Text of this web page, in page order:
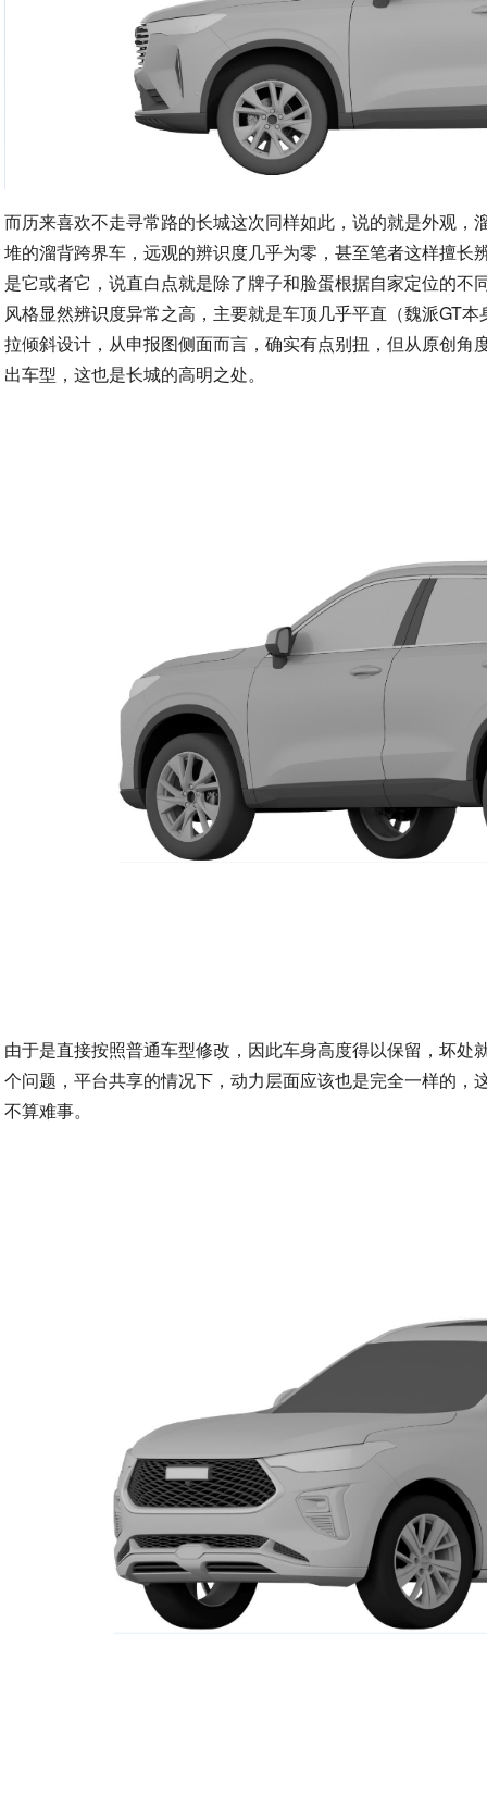
而历来喜欢不走寻常路的长城这次同样如此，说的就是外观
堆的溜背跨界车，远观的辨识度几乎为零，甚至笔者这样擅
是它或者它，说直白点就是除了牌子和脸蛋根据自家定位的
风格显然辨识度异常之高，主要就是车顶几乎平直（魏派GT
拉倾斜设计，从申报图侧面而言，确实有点别扭，但从原创
出车型，这也是长城的高明之处。
由于是直接按照普通车型修改，因此车身高度得以保留，坏
个问题，平台共享的情况下，动力层面应该也是完全一样的
不算难事。